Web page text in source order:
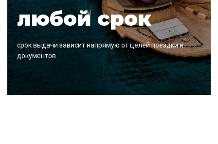
любой срок
срок выдачи зависит напрямую от целей поездки и
документов